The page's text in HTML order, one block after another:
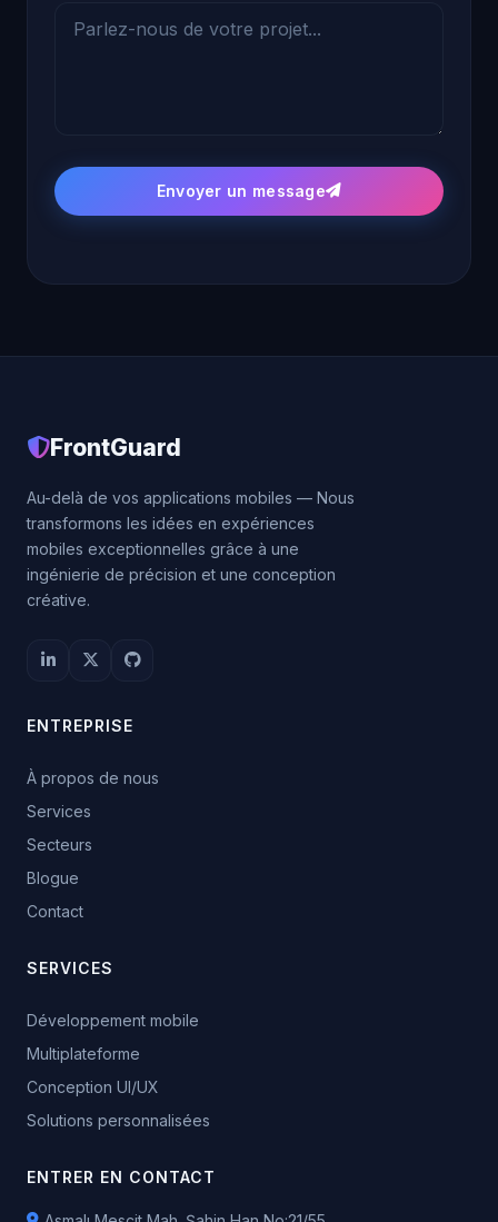
Envoyer un message
FrontGuard
Au-delà de vos applications mobiles — Nous
transformons les idées en expériences
mobiles exceptionnelles grâce à une
ingénierie de précision et une conception
créative.
ENTREPRISE
À propos de nous
Services
Secteurs
Blogue
Contact
SERVICES
Développement mobile
Multiplateforme
Conception UI/UX
Solutions personnalisées
ENTRER EN CONTACT